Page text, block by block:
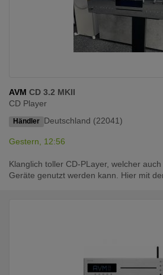
AVM CD 3.2 MKII
CD Player
Händler Deutschland (22041)
Gestern, 12:56
Klanglich toller CD-PLayer, welcher
Geräte genutzt werden kann. Hier mit